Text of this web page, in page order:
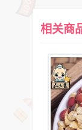
相关商